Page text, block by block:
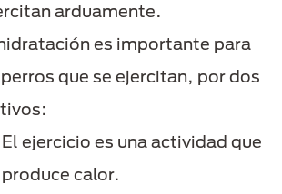
arduamente.
es importante para
que se ejercitan, por dos
El ejercicio es una actividad que
produce calor.